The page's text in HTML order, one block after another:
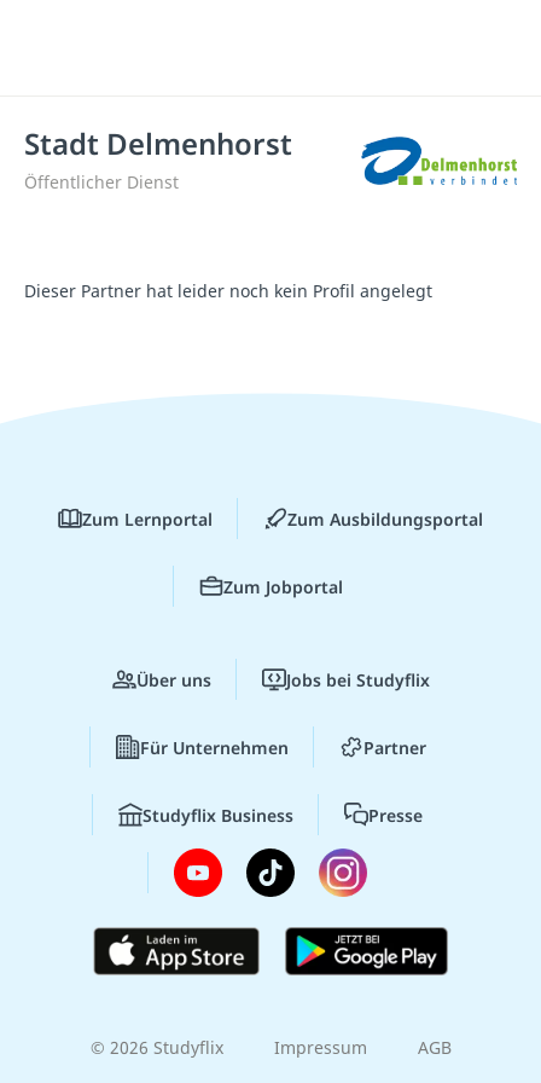
Stadt Delmenhorst
Öffentlicher Dienst
Dieser Partner hat leider noch kein Profil angelegt
Zum Lernportal Zum Ausbildungsportal
Zum Jobportal
Über uns Jobs bei Studyflix
Für Unternehmen Partner
Studyflix Business Presse
© 2026 Studyflix Impressum AGB